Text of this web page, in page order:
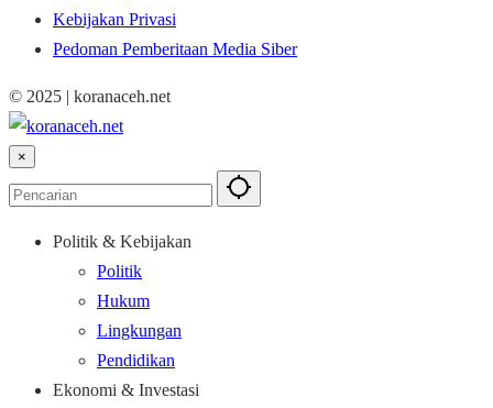
Kebijakan Privasi
Pedoman Pemberitaan Media Siber
© 2025 | koranaceh.net
×
Politik & Kebijakan
Politik
Hukum
Lingkungan
Pendidikan
Ekonomi & Investasi